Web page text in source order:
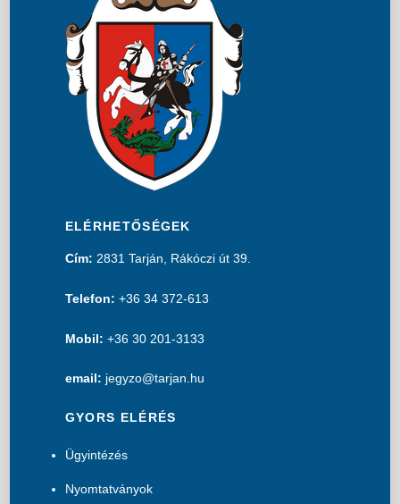
ELÉRHETŐSÉGEK
Cím: 2831 Tarján, Rákóczi út 39.
Telefon: +36 34 372-613
Mobil: +36 30 201-3133
email: jegyzo@tarjan.hu
GYORS ELÉRÉS
Ügyintézés
Nyomtatványok